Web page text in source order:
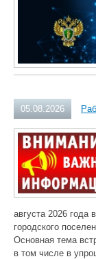
05.08.2026
августа 2026 года
городского
Основная тема
в том числе в